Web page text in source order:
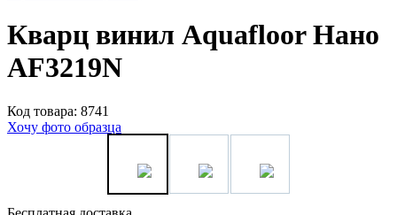
Кварц винил Aquafloor Нано
AF3219N
Код товара: 8741
Хочу фото образца